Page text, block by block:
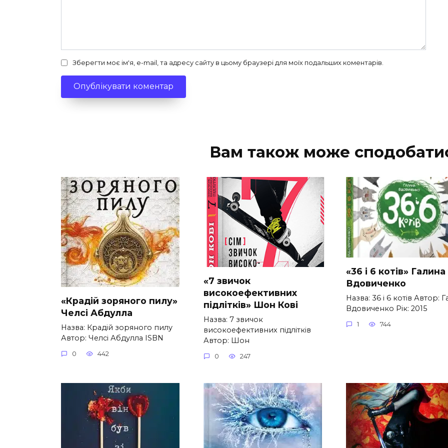
Зберегти моє ім'я, e-mail, та адресу сайту в цьому браузері для моїх подальших коментарів.
Вам також може
«Крадій зоряного пилу»
Челсі Абдулла
Назва: Крадій зоряного пилу
Автор: Челсі Абдулла ISBN
0 442
«7 звичок
високоефективних
підлітків» Шон Кові
Назва: 7 звичок
високоефективних підлітків
Автор: Шон
0 247
«36 і 6 котів» Галина
Вдовиченко
Назва: 36 і 6 котів Автор:
Вдовиченко Рік: 2015
1 744